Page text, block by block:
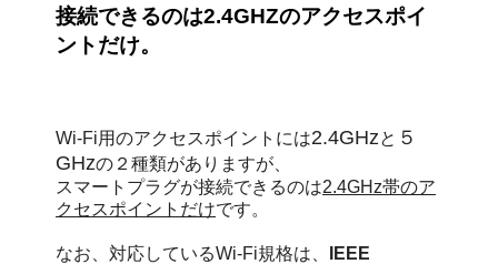
接続できるのは2.4GHZのアクセスポイ
ントだけ。
Wi-Fi用のアクセスポイントには2.4GHzと ５
GHzの２種類がありますが、
スマートプラグが接続できるのは2.4GHz帯のア
クセスポイントだけです。
なお、対応しているWi-Fi規格は、
IEEE